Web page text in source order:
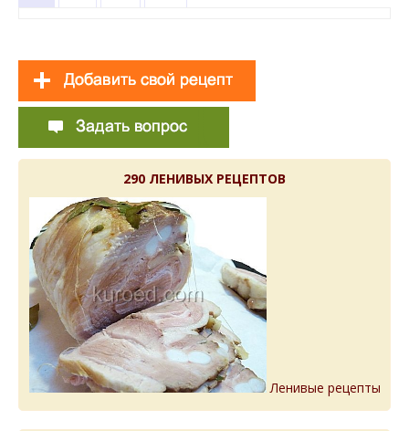
290 ЛЕНИВЫХ РЕЦЕПТОВ
Ленивые рецепты